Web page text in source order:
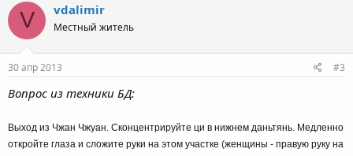
V vdalimir
Местный житель
30 апр 2013 #3
Вопрос из техники БД:
Выход из Чжан Чжуан. Сконцентрируйте ци в нижнем даньтянь. Медленно
откройте глаза и сложите руки на этом участке (женщины - правую руку на